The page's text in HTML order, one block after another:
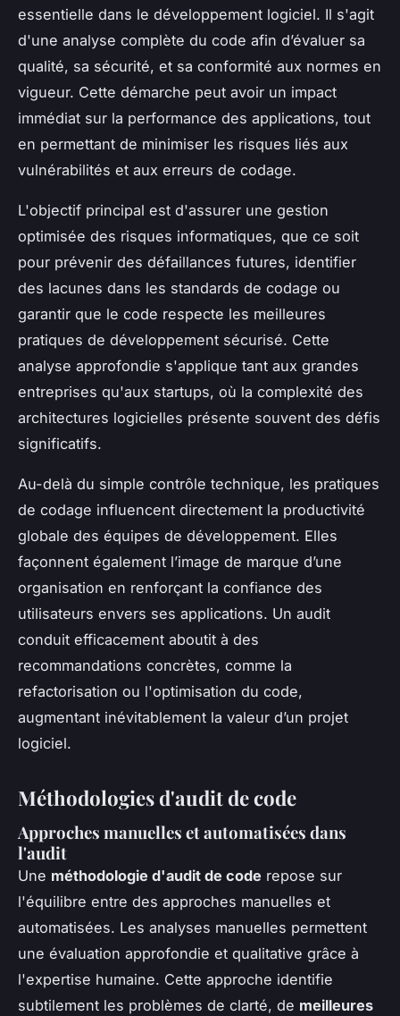
essentielle dans le développement logiciel. Il s'agit
d'une analyse complète du code afin d’évaluer sa
qualité, sa sécurité, et sa conformité aux normes en
vigueur. Cette démarche peut avoir un impact
immédiat sur la performance des applications, tout
en permettant de minimiser les risques liés aux
vulnérabilités et aux erreurs de codage.
L'objectif principal est d'assurer une gestion
optimisée des risques informatiques, que ce soit
pour prévenir des défaillances futures, identifier
des lacunes dans les standards de codage ou
garantir que le code respecte les meilleures
pratiques de développement sécurisé. Cette
analyse approfondie s'applique tant aux grandes
entreprises qu'aux startups, où la complexité des
architectures logicielles présente souvent des défis
significatifs.
Au-delà du simple contrôle technique, les pratiques
de codage influencent directement la productivité
globale des équipes de développement. Elles
façonnent également l’image de marque d’une
organisation en renforçant la confiance des
utilisateurs envers ses applications. Un audit
conduit efficacement aboutit à des
recommandations concrètes, comme la
refactorisation ou l'optimisation du code,
augmentant inévitablement la valeur d’un projet
logiciel.
Méthodologies d'audit de code
Approches manuelles et automatisées dans
l'audit
Une méthodologie d'audit de code repose sur
l'équilibre entre des approches manuelles et
automatisées. Les analyses manuelles permettent
une évaluation approfondie et qualitative grâce à
l'expertise humaine. Cette approche identifie
subtilement les problèmes de clarté, de meilleures